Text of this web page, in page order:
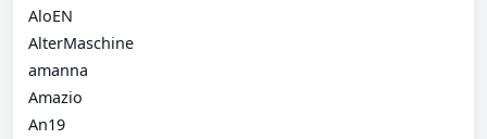
AloEN
AlterMaschine
amanna
Amazio
An19